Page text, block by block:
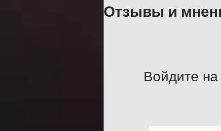
Отзывы и
Войдите на